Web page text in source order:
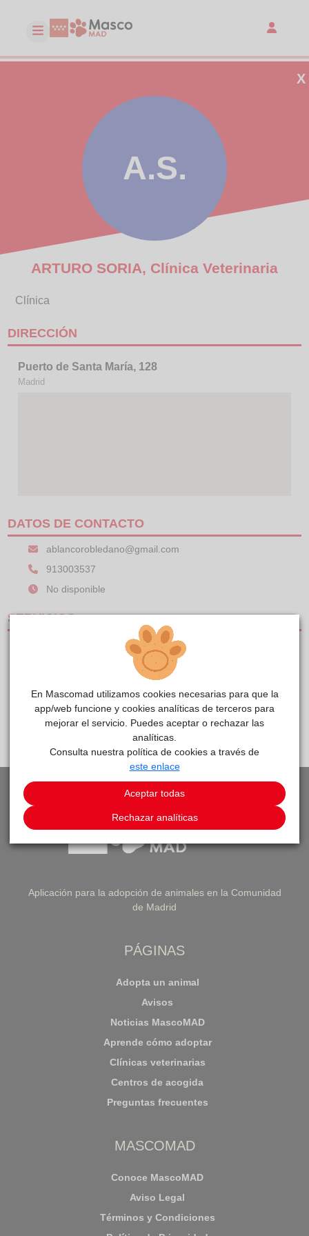
X
A.S.
ARTURO SORIA, Clínica Veterinaria
Clínica
DIRECCIÓN
Puerto de Santa María, 128
Madrid
DATOS DE CONTACTO
ablancorobledano@gmail.com
913003537
No disponible
SERVICIOS
CLÍNICAS DE PEQUEÑOS ANIMALES
CENTRO DE REFERENCIA
PEDIR CITA VOLVER A LISTADO DE CLÍNICAS
Aplicación para la adopción de animales en la Comunidad
de Madrid
PÁGINAS
Adopta un animal
Avisos
Noticias MascoMAD
Aprende cómo adoptar
Clínicas veterinarias
Centros de acogida
Preguntas frecuentes
MASCOMAD
Conoce MascoMAD
Aviso Legal
Términos y Condiciones
En Mascomad utilizamos cookies necesarias para que la
app/web funcione y cookies analíticas de terceros para
mejorar el servicio. Puedes aceptar o rechazar las
analíticas.
Consulta nuestra política de cookies a través de
este enlace
Aceptar todas
Rechazar analíticas